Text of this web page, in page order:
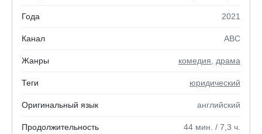
Года 2021
Канал ABC
Жанры комедия драма
Теги юридический
Оригинальный язык английский
Продолжительность 44 мин. / 7,3 ч.